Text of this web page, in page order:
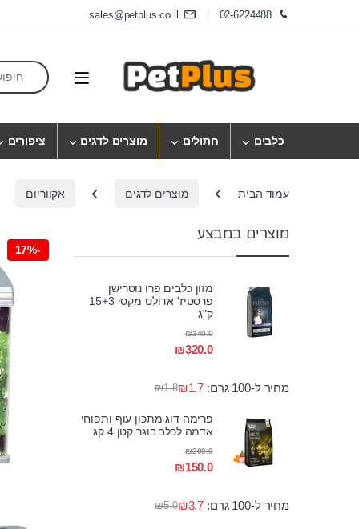
Skip to navigation
02-6224488
sales@petplus.co.il
Open
Search for:
כלבים חתולים מוצרים לדגים ציפורים
עמוד הבית מוצרים לדגים אקווריום
-
17%
מוצרים במבצע
מזון כלבים פרו נוטרישן
פרסטיז' אדולט מקסי 15+3
ק"ג
₪320.0
₪340.0
מחיר ל-100 גרם: ₪1.8₪1.7
פרימה דוג מתכון עוף ותפוחי
אדמה לכלב בוגר קטן 4 קג
₪150.0
₪200.0
מחיר ל-100 גרם: ₪5.0₪3.7